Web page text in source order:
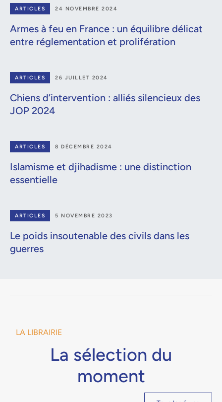
24 NOVEMBRE 2024
ARTICLES
Armes à feu en France : un équilibre délicat
entre réglementation et prolifération
26 JUILLET 2024
ARTICLES
Chiens d’intervention : alliés silencieux des
JOP 2024
8 DÉCEMBRE 2024
ARTICLES
Islamisme et djihadisme : une distinction
essentielle
5 NOVEMBRE 2023
ARTICLES
Le poids insoutenable des civils dans les
guerres
LA LIBRAIRIE
La sélection du
moment